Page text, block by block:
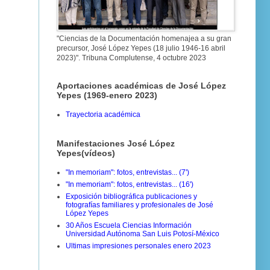
"Ciencias de la Documentación homenajea a su gran
precursor, José López Yepes (18 julio 1946-16 abril
2023)". Tribuna Complutense, 4 octubre 2023
Aportaciones académicas de José López
Yepes (1969-enero 2023)
Trayectoria académica
Manifestaciones José López
Yepes(vídeos)
"In memoriam": fotos, entrevistas... (7')
"In memoriam": fotos, entrevistas... (16')
Exposición bibliográfica publicaciones y
fotografías familiares y profesionales de José
López Yepes
30 Años Escuela Ciencias Información
Universidad Autónoma San Luis Potosí-México
Ultimas impresiones personales enero 2023